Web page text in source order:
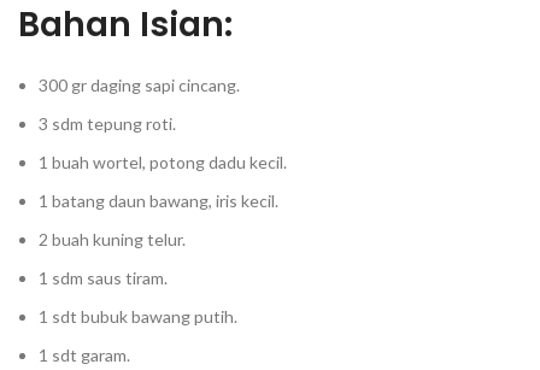
Bahan Isian:
300 gr daging sapi cincang.
3 sdm tepung roti.
1 buah wortel, potong dadu kecil.
1 batang daun bawang, iris kecil.
2 buah kuning telur.
1 sdm saus tiram.
1 sdt bubuk bawang putih.
1 sdt garam.